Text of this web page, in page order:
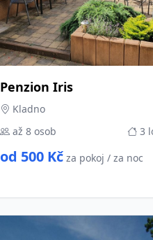
Penzion Iris
Kladno
až 8 osob
3
od 500 Kč za pokoj / za noc